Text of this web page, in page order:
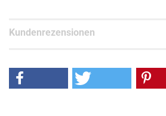
Kundenrezensionen